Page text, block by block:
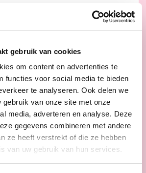
gebruik van cookies
om content en advertenties te
functies voor social media te bieden
te analyseren. Ook delen we
gebruik van onze site met onze
media, adverteren en analyse. Deze
gegevens combineren met andere
ze heeft verstrekt of die ze hebben
van uw gebruik van hun services.
partijgenoot en burgemeester
(cd&v) dringt Vlaams
Stijn De Roo aan
nieuwe Durmebrug in
WAASMUNSTER VEILIGHEID